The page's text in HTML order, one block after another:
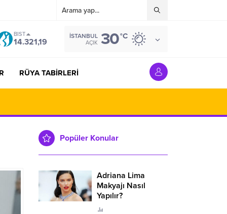
BIST
14.321,19
İSTANBUL
AÇIK 30°C
RÜYA TABİRLERİ
Popüler Konular
Adriana Lima
Makyajı Nasıl
Yapılır?